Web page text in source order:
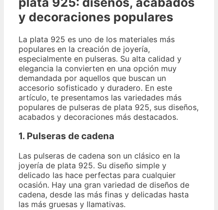
y decoraciones populares
La plata 925 es uno de los materiales más
populares en la creación de joyería,
especialmente en pulseras. Su alta calidad y
elegancia la convierten en una opción muy
demandada por aquellos que buscan un
accesorio sofisticado y duradero. En este
artículo, te presentamos las variedades más
populares de pulseras de plata 925, sus diseños,
acabados y decoraciones más destacados.
1. Pulseras de cadena
Las pulseras de cadena son un clásico en la
joyería de plata 925. Su diseño simple y
delicado las hace perfectas para cualquier
ocasión. Hay una gran variedad de diseños de
cadena, desde las más finas y delicadas hasta
las más gruesas y llamativas.